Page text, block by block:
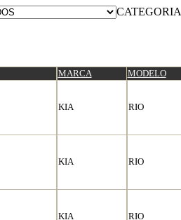
CATEGORIA
MARCA MODELO
KIA RIO
KIA RIO
KIA RIO